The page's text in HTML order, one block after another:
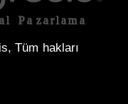
Tüm hakları